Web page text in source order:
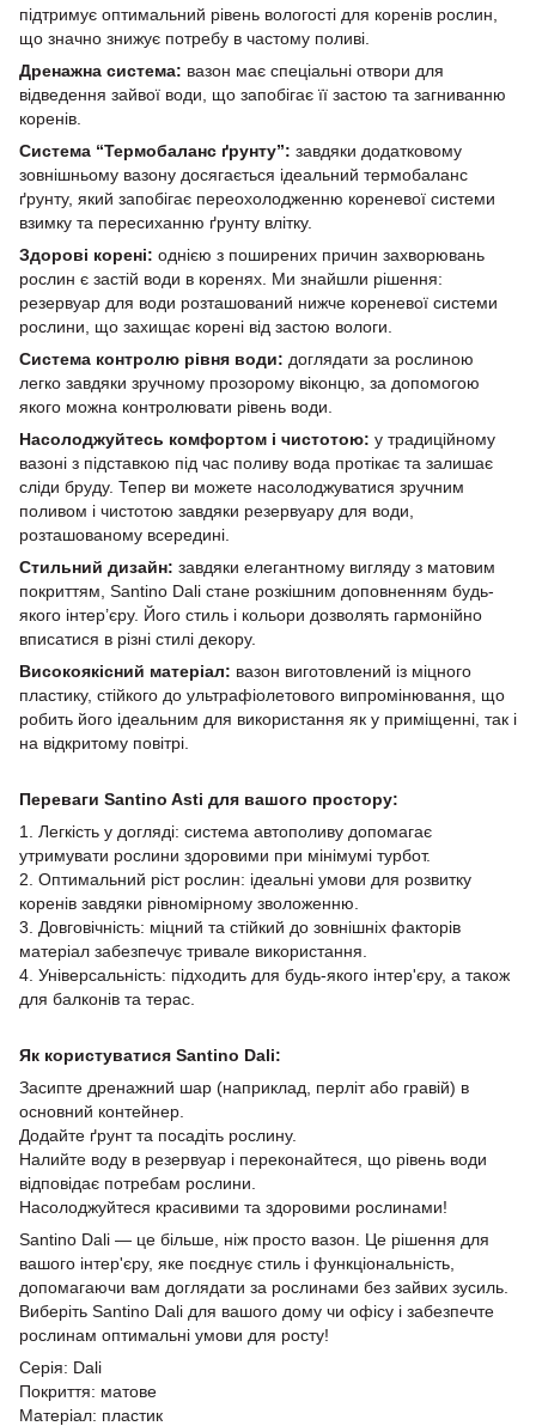
підтримує оптимальний рівень вологості для коренів рослин,
що значно знижує потребу в частому поливі.
Дренажна система: вазон має спеціальні отвори для
відведення зайвої води, що запобігає її застою та загниванню
коренів.
Система “Термобаланс ґрунту”: завдяки додатковому
зовнішньому вазону досягається ідеальний термобаланс
ґрунту, який запобігає переохолодженню кореневої системи
взимку та пересиханню ґрунту влітку.
Здорові корені: однією з поширених причин захворювань
рослин є застій води в коренях. Ми знайшли рішення:
резервуар для води розташований нижче кореневої системи
рослини, що захищає корені від застою вологи.
Система контролю рівня води: доглядати за рослиною
легко завдяки зручному прозорому віконцю, за допомогою
якого можна контролювати рівень води.
Насолоджуйтесь комфортом і чистотою: у традиційному
вазоні з підставкою під час поливу вода протікає та залишає
сліди бруду. Тепер ви можете насолоджуватися зручним
поливом і чистотою завдяки резервуару для води,
розташованому всередині.
Стильний дизайн: завдяки елегантному вигляду з матовим
покриттям, Santino Dali стане розкішним доповненням будь-
якого інтер’єру. Його стиль і кольори дозволять гармонійно
вписатися в різні стилі декору.
Високоякісний матеріал: вазон виготовлений із міцного
пластику, стійкого до ультрафіолетового випромінювання, що
робить його ідеальним для використання як у приміщенні, так і
на відкритому повітрі.
Переваги Santino Asti для вашого простору:
1. Легкість у догляді: система автополиву допомагає
утримувати рослини здоровими при мінімумі турбот.
2. Оптимальний ріст рослин: ідеальні умови для розвитку
коренів завдяки рівномірному зволоженню.
3. Довговічність: міцний та стійкий до зовнішніх факторів
матеріал забезпечує тривале використання.
4. Універсальність: підходить для будь-якого інтер'єру, а також
для балконів та терас.
Як користуватися Santino Dali:
Засипте дренажний шар (наприклад, перліт або гравій) в
основний контейнер.
Додайте ґрунт та посадіть рослину.
Налийте воду в резервуар і переконайтеся, що рівень води
відповідає потребам рослини.
Насолоджуйтеся красивими та здоровими рослинами!
Santino Dali — це більше, ніж просто вазон. Це рішення для
вашого інтер'єру, яке поєднує стиль і функціональність,
допомагаючи вам доглядати за рослинами без зайвих зусиль.
Виберіть Santino Dali для вашого дому чи офісу і забезпечте
рослинам оптимальні умови для росту!
Серія: Dali
Покриття: матове
Матеріал: пластик